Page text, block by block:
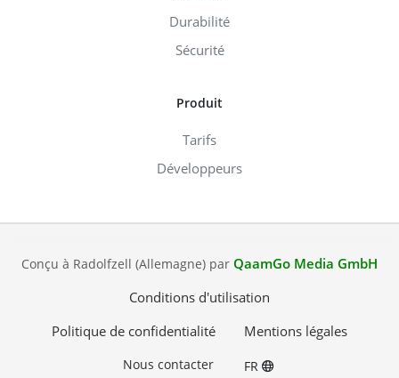
Durabilité
Sécurité
Produit
Tarifs
Développeurs
Conçu à Radolfzell (Allemagne) par QaamGo Media GmbH
Conditions d'utilisation
Politique de confidentialité
Mentions légales
Nous contacter FR